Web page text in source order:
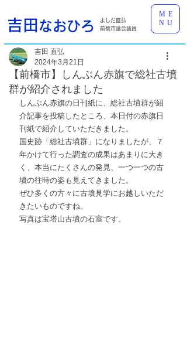
ME
NU
吉田 なおひろ
よしだ直弘
前橋市議会議員
【前橋市】しんぶん赤旗で総社古墳
群が紹介されました
吉田 直弘
2024年3月21日
しんぶん赤旗の日刊紙に、総社古墳群が紹
介記事を投稿したところ、本日付の赤旗日
刊紙で紹介していただきました。
国史跡「総社古墳群」になりましたが、７
年かけて行った調査の成果はあまりに大き
く、本当にたくさんの発見、一つ一つの古
墳の往時の姿も見えてきました。
ぜひ多くの方々に古墳見学にお越しいただ
きたいものですね。
写真は宝塔山古墳の石室です。